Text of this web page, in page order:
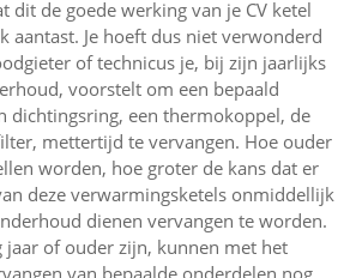
dit de goede werking van je CV ketel
aantast. Je hoeft dus niet verwonderd
of technicus je, bij zijn jaarlijks
voorstelt om een bepaald
dichtingsring, een thermokoppel, de
mettertijd te vervangen. Hoe ouder
worden, hoe groter de kans dat er
deze verwarmingsketels onmiddellijk
dienen vervangen te worden.
jaar of ouder zijn, kunnen met het
van bepaalde onderdelen nog